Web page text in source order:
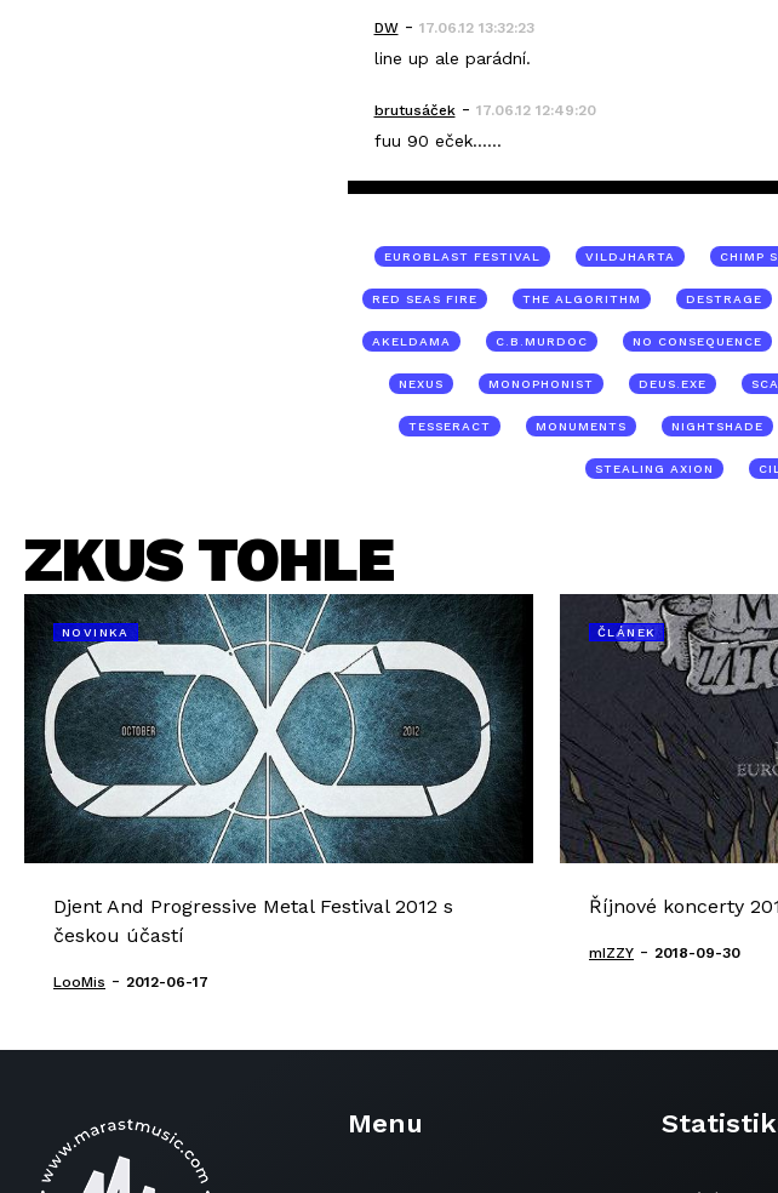
DW- 17.06.12 13:32:23
line up ale parádní.
brutusáček- 17.06.12 12:49:20
fuu 90 eček......
EUROBLAST FESTIVAL VILDJHARTA CHIMP
RED SEAS FIRE THE ALGORITHM DESTRAGE
AKELDAMA C.B.MURDOC NO CONSEQUENCE
NEXUS MONOPHONIST DEUS.EXE
TESSERACT MONUMENTS NIGHTSHADE
STEALING AXION
ZKUS TOHLE
NOVINKA
Djent And Progressive Metal Festival 2012 s
českou účastí
LooMis - 2012-06-17
ČLÁNEK
Říjnové koncerty
mIZZY - 2018-09-30
Menu